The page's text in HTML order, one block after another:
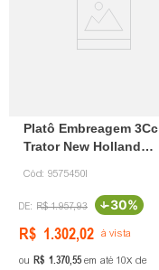
Platô Embreagem 3Cc
Trator New Holland
Cód: 9575450I
R$ 1.957,93 -30%
R$ 1.302,02 à vista
ou R$ 1.370,55 em até 10 de